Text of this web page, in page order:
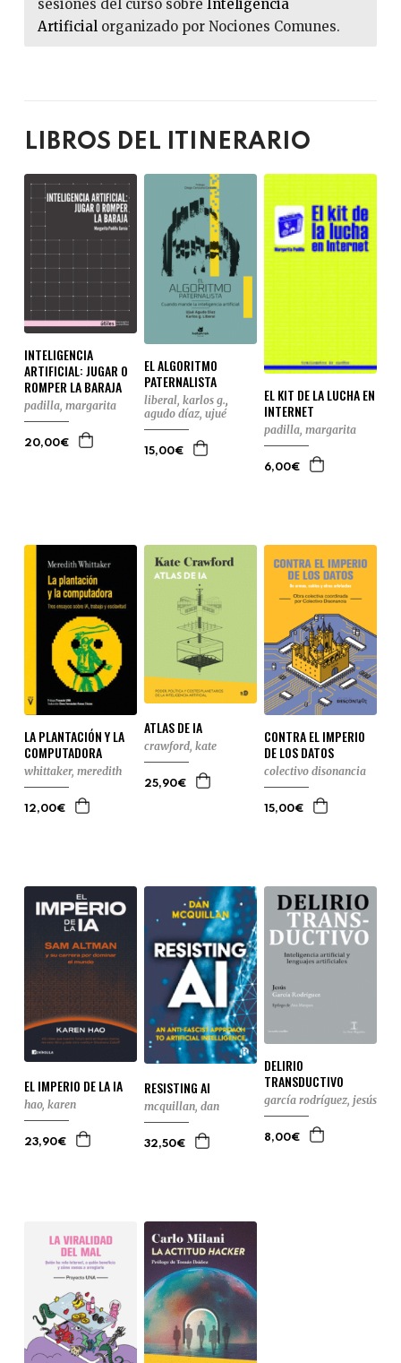
sesiones del curso sobre Inteligencia
Artificial organizado por Nociones Comunes.
LIBROS DEL ITINERARIO
INTELIGENCIA
ARTIFICIAL: JUGAR O
ROMPER LA BARAJA
padilla, margarita
20,00€
EL ALGORITMO
PATERNALISTA
liberal, karlos g.,
agudo díaz, ujué
15,00€
EL KIT DE LA LUCHA EN
INTERNET
padilla, margarita
6,00€
LA PLANTACIÓN Y LA
COMPUTADORA
whittaker, meredith
12,00€
ATLAS DE IA
crawford, kate
25,90€
CONTRA EL IMPERIO
DE LOS DATOS
colectivo disonancia
15,00€
EL IMPERIO DE LA IA
hao, karen
23,90€
RESISTING AI
mcquillan, dan
32,50€
DELIRIO
TRANSDUCTIVO
garcía rodríguez, jesús
8,00€